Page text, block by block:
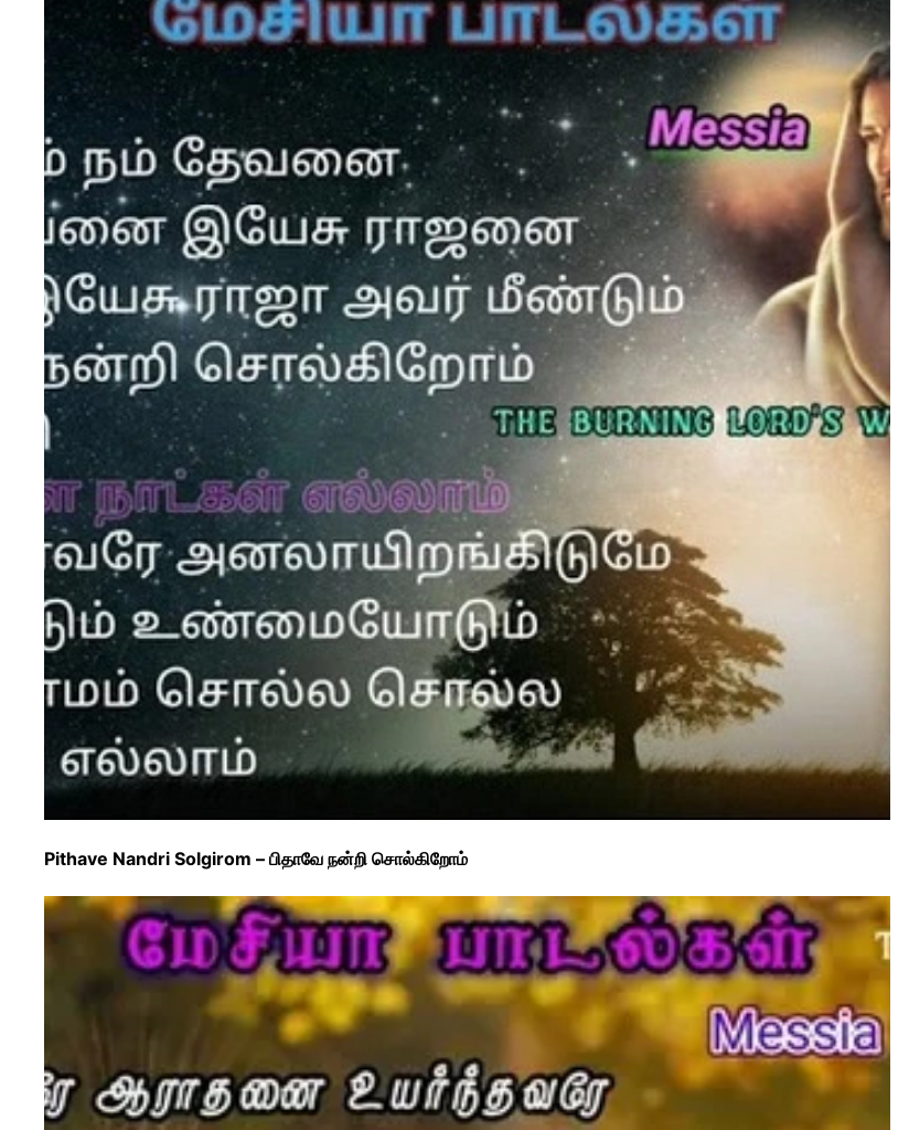
Pithave Nandri Solgirom – பிதாவே நன்றி சொல்கிறோம்